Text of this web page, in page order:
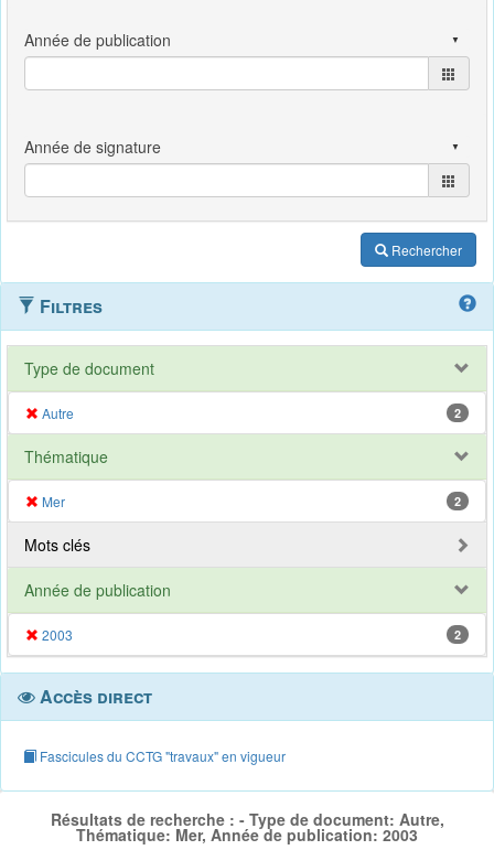
Rechercher
Filtres
Type de document
Autre 2
Thématique
Mer 2
Mots clés
Année de publication
2003 2
Accès direct
Fascicules du CCTG "travaux" en vigueur
Résultats de recherche : - Type de document: Autre,
Thématique: Mer, Année de publication: 2003